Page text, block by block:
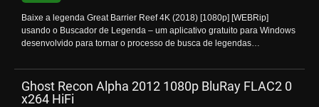
Baixe a legenda Great Barrier Reef 4K (2018) [1080p] [WEBRip]
usando o Buscador de Legenda – um aplicativo gratuito para Windows
desenvolvido para tornar o processo de busca de legendas…
Ghost Recon Alpha 2012 1080p BluRay FLAC2 0
x264 HiFi